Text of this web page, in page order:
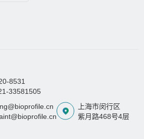
8531
33581505
上海市闵行区
紫月路468号4层